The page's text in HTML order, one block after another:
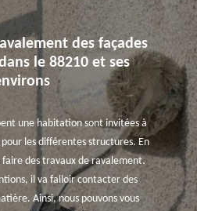
des façades
le 88210 et ses
une habitation sont invitées à
les différentes structures. En
des travaux de ravalement.
il va falloir contacter des
Ainsi, nous pouvons vous